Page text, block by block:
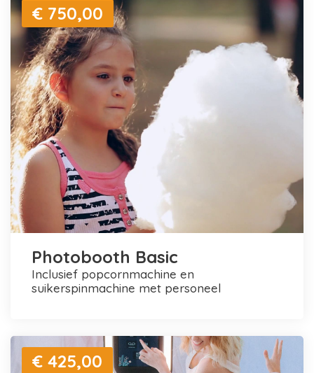
€ 750,00
Photobooth Basic
inclusief popcornmachine en
suikerspinmachine met personeel
€ 425,00